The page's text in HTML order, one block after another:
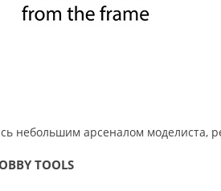
небольшим арсеналом моделиста,
TOOLS